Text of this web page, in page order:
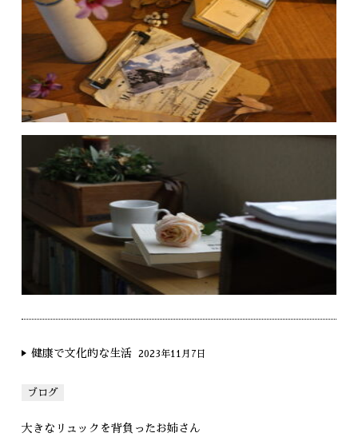
健康で文化的な生活 2023年11月7日
ブログ
大きなリュックを背負ったお姉さん